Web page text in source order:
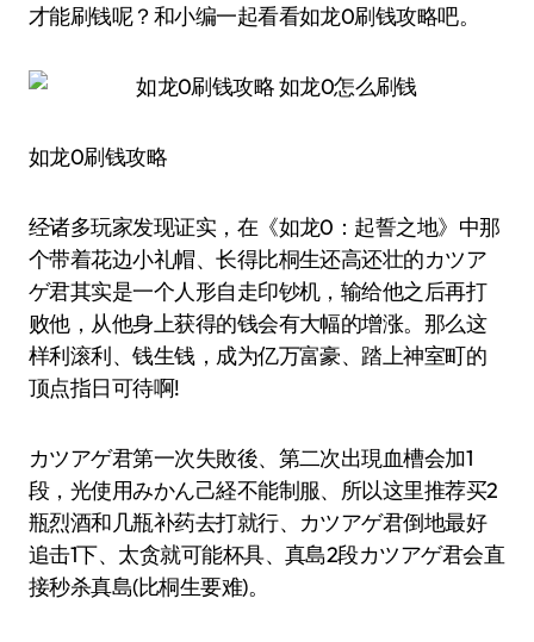
才能刷钱呢？和小编一起看看如龙0刷钱攻略吧。
如龙0刷钱攻略
经诸多玩家发现证实，在《如龙0：起誓之地》中那
个带着花边小礼帽、长得比桐生还高还壮的カツア
ゲ君其实是一个人形自走印钞机，输给他之后再打
败他，从他身上获得的钱会有大幅的增涨。那么这
样利滚利、钱生钱，成为亿万富豪、踏上神室町的
顶点指日可待啊!
カツアゲ君第一次失敗後、第二次出現血槽会加1
段，光使用みかん己経不能制服、所以这里推荐买2
瓶烈酒和几瓶补药去打就行、カツアゲ君倒地最好
追击1下、太贪就可能杯具、真島2段カツアゲ君会直
接秒杀真島(比桐生要难)。